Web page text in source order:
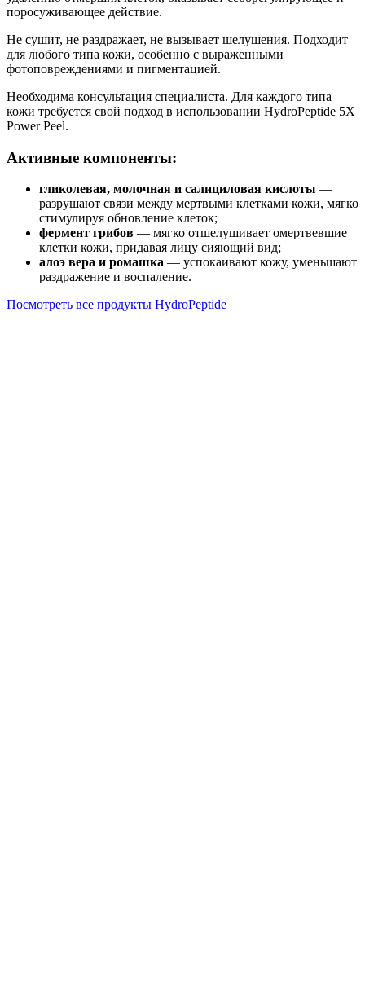
поросуживающее действие.
Не сушит, не раздражает, не вызывает шелушения. Подходит
для любого типа кожи, особенно с выраженными
фотоповреждениями и пигментацией.
Необходима консультация специалиста. Для каждого типа
кожи требуется свой подход в использовании HydroPeptide 5X
Power Peel.
Активные компоненты:
гликолевая, молочная и салициловая кислоты —
разрушают связи между мертвыми клетками кожи, мягко
стимулируя обновление клеток;
фермент грибов — мягко отшелушивает омертвевшие
клетки кожи, придавая лицу сияющий вид;
алоэ вера и ромашка — успокаивают кожу, уменьшают
раздражение и воспаление.
Посмотреть все продукты HydroPeptide